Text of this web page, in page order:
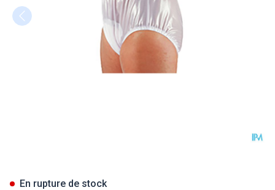
En rupture de stock